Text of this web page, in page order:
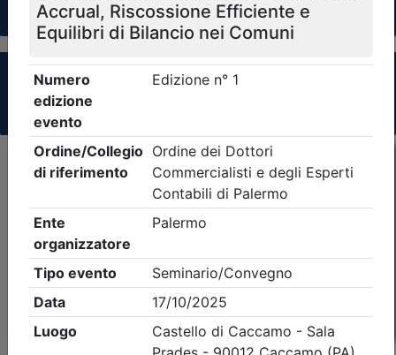
Collegi Professionali
Clicca qui - espandi la sezione dei filtri ricerca
eventi
Criteri di ricerca applicati:
- Tipo Ordine/collegio:Dott. Comm. E.C.
Palermo- Eventi in programma dal
iCal Feed RSS